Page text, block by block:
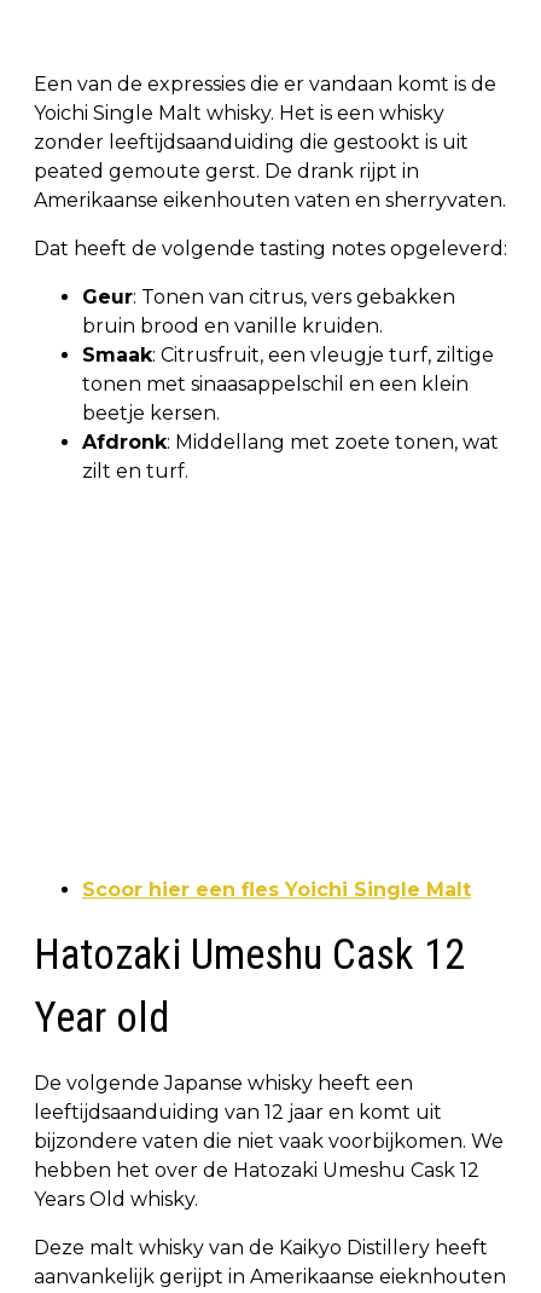
Een van de expressies die er vandaan komt is de
Yoichi Single Malt whisky. Het is een whisky
zonder leeftijdsaanduiding die gestookt is uit
peated gemoute gerst. De drank rijpt in
Amerikaanse eikenhouten vaten en sherryvaten.
Dat heeft de volgende tasting notes opgeleverd:
Geur: Tonen van citrus, vers gebakken
bruin brood en vanille kruiden.
Smaak: Citrusfruit, een vleugje turf, ziltige
tonen met sinaasappelschil en een klein
beetje kersen.
Afdronk: Middellang met zoete tonen, wat
zilt en turf.
Scoor hier een fles Yoichi Single Malt
Hatozaki Umeshu Cask 12
Year old
De volgende Japanse whisky heeft een
leeftijdsaanduiding van 12 jaar en komt uit
bijzondere vaten die niet vaak voorbijkomen. We
hebben het over de Hatozaki Umeshu Cask 12
Years Old whisky.
Deze malt whisky van de Kaikyo Distillery heeft
aanvankelijk gerijpt in Amerikaanse eieknhouten